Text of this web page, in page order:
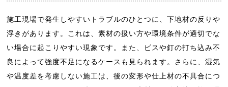
施工現場で発生しやすいトラブルのひとつに、下地材の反りや
浮きがあります。これは、素材の扱い方や環境条件が適切でな
い場合に起こりやすい現象です。また、ビスや釘の打ち込み不
良によって強度不足になるケースも見られます。さらに、湿気
や温度差を考慮しない施工は、後の変形や仕上材の不具合につ